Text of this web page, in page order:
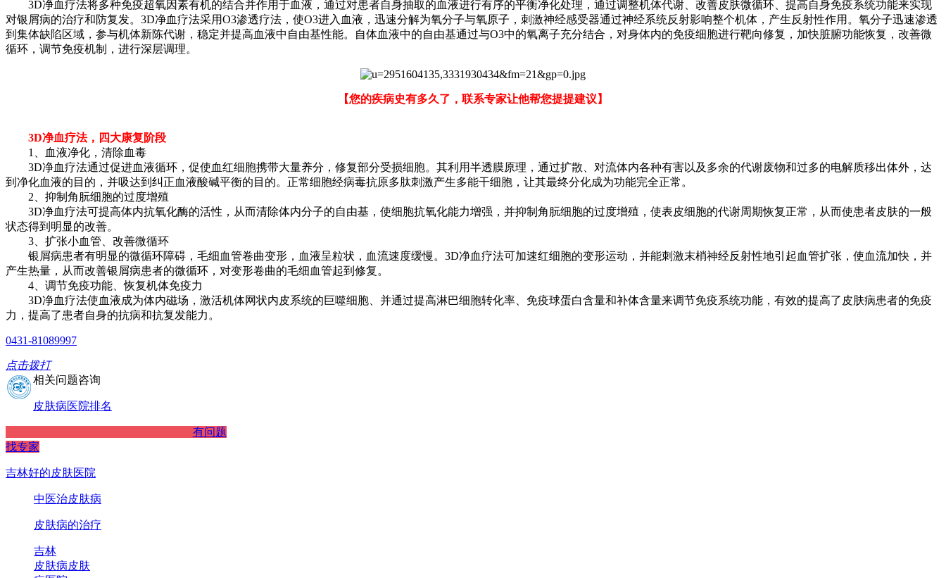
3D净血疗法将多种免疫超氧因素有机的结合并作用于血液，通过对患者自身抽取的血液进行有序的平衡净化处理，通过调整机体代谢、改善皮肤微循环、提高自身免疫系统功能来实现
对银屑病的治疗和防复发。3D净血疗法采用O3渗透疗法，使O3进入血液，迅速分解为氧分子与氧原子，刺激神经感受器通过神经系统反射影响整个机体，产生反射性作用。氧分子迅速渗透
到集体缺陷区域，参与机体新陈代谢，稳定并提高血液中自由基性能。自体血液中的自由基通过与O3中的氧离子充分结合，对身体内的免疫细胞进行靶向修复，加快脏腑功能恢复，改善微
循环，调节免疫机制，进行深层调理。
【您的疾病史有多久了，联系专家让他帮您提提建议】
3D净血疗法，四大康复阶段
1、血液净化，清除血毒
3D净血疗法通过促进血液循环，促使血红细胞携带大量养分，修复部分受损细胞。其利用半透膜原理，通过扩散、对流体内各种有害以及多余的代谢废物和过多的电解质移出体外，达
到净化血液的目的，并吸达到纠正血液酸碱平衡的目的。正常细胞经病毒抗原多肽刺激产生多能干细胞，让其最终分化成为功能完全正常。
2、抑制角朊细胞的过度增殖
3D净血疗法可提高体内抗氧化酶的活性，从而清除体内分子的自由基，使细胞抗氧化能力增强，并抑制角朊细胞的过度增殖，使表皮细胞的代谢周期恢复正常，从而使患者皮肤的一般
状态得到明显的改善。
3、扩张小血管、改善微循环
银屑病患者有明显的微循环障碍，毛细血管卷曲变形，血液呈粒状，血流速度缓慢。3D净血疗法可加速红细胞的变形运动，并能刺激末梢神经反射性地引起血管扩张，使血流加快，并
产生热量，从而改善银屑病患者的微循环，对变形卷曲的毛细血管起到修复。
4、调节免疫功能、恢复机体免疫力
3D净血疗法使血液成为体内磁场，激活机体网状内皮系统的巨噬细胞、并通过提高淋巴细胞转化率、免疫球蛋白含量和补体含量来调节免疫系统功能，有效的提高了皮肤病患者的免疫
力，提高了患者自身的抗病和抗复发能力。
0431-81089997
点击拨打
相关问题咨询
皮肤病医院排名
有问题
找专家
吉林好的皮肤医院
中医治皮肤病
皮肤病的治疗
吉林
皮肤病皮肤